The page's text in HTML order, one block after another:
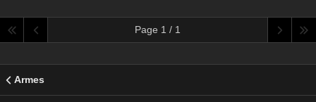
Page 1 / 1
Armes